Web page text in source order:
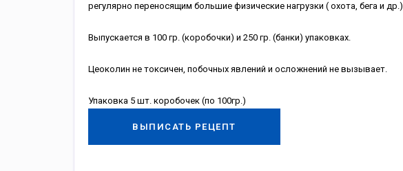
регулярно переносящим большие физические нагрузки ( охота, бега и др.)
Выпускается в 100 гр. (коробочки) и 250 гр. (банки) упаковках.
Цеоколин не токсичен, побочных явлений и осложнений не вызывает.
Упаковка 5 шт. коробочек (по 100гр.)
ВЫПИСАТЬ РЕЦЕПТ